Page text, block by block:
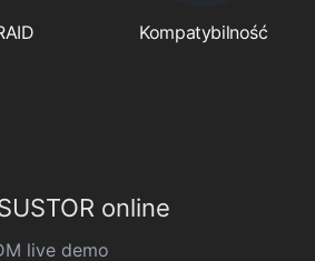
Kompatybilność
online
live demo